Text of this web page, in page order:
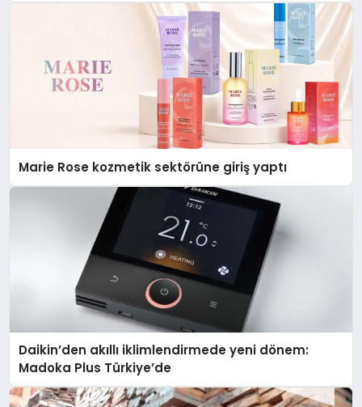
Marie Rose kozmetik sektörüne giriş yaptı
Daikin’den akıllı iklimlendirmede yeni dönem:
Madoka Plus Türkiye’de